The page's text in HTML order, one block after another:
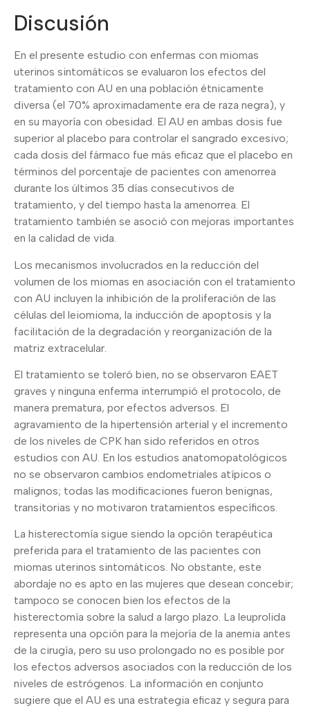
Discusión
En el presente estudio con enfermas con miomas
uterinos sintomáticos se evaluaron los efectos del
tratamiento con AU en una población étnicamente
diversa (el 70% aproximadamente era de raza negra), y
en su mayoría con obesidad. El AU en ambas dosis fue
superior al placebo para controlar el sangrado excesivo;
cada dosis del fármaco fue más eficaz que el placebo en
términos del porcentaje de pacientes con amenorrea
durante los últimos 35 días consecutivos de
tratamiento, y del tiempo hasta la amenorrea. El
tratamiento también se asoció con mejoras importantes
en la calidad de vida.
Los mecanismos involucrados en la reducción del
volumen de los miomas en asociación con el tratamiento
con AU incluyen la inhibición de la proliferación de las
células del leiomioma, la inducción de apoptosis y la
facilitación de la degradación y reorganización de la
matriz extracelular.
El tratamiento se toleró bien, no se observaron EAET
graves y ninguna enferma interrumpió el protocolo, de
manera prematura, por efectos adversos. El
agravamiento de la hipertensión arterial y el incremento
de los niveles de CPK han sido referidos en otros
estudios con AU. En los estudios anatomopatológicos
no se observaron cambios endometriales atípicos o
malignos; todas las modificaciones fueron benignas,
transitorias y no motivaron tratamientos específicos.
La histerectomía sigue siendo la opción terapéutica
preferida para el tratamiento de las pacientes con
miomas uterinos sintomáticos. No obstante, este
abordaje no es apto en las mujeres que desean concebir;
tampoco se conocen bien los efectos de la
histerectomía sobre la salud a largo plazo. La leuprolida
representa una opción para la mejoría de la anemia antes
de la cirugía, pero su uso prolongado no es posible por
los efectos adversos asociados con la reducción de los
niveles de estrógenos. La información en conjunto
sugiere que el AU es una estrategia eficaz y segura para